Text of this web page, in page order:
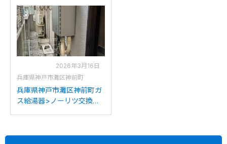
2026年3月16日
兵庫県神戸市灘区神前町
兵庫県神戸市灘区神前町ガ
ス給湯器>ノーリツ交換工